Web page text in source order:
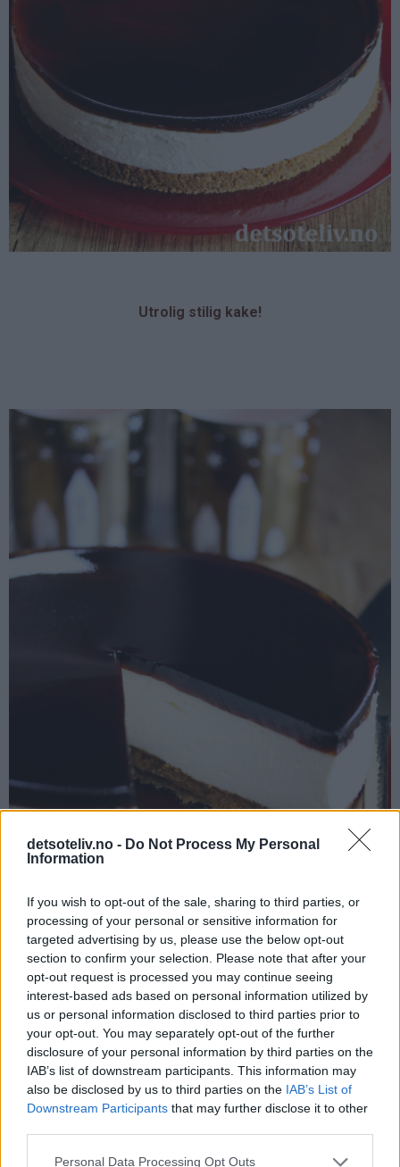
detsoteliv.no - Do Not Process My Personal
Information
If you wish to opt-out of the sale, sharing to third parties, or
processing of your personal or sensitive information for
targeted advertising by us, please use the below opt-out
section to confirm your selection. Please note that after your
opt-out request is processed you may continue seeing
interest-based ads based on personal information utilized by
us or personal information disclosed to third parties prior to
your opt-out. You may separately opt-out of the further
disclosure of your personal information by third parties on the
IAB’s list of downstream participants. This information may
also be disclosed by us to third parties on the IAB’s List of
Downstream Participants that may further disclose it to other
Personal Data Processing Opt Outs
Utrolig stilig kake!
Nydelig kakestykke!